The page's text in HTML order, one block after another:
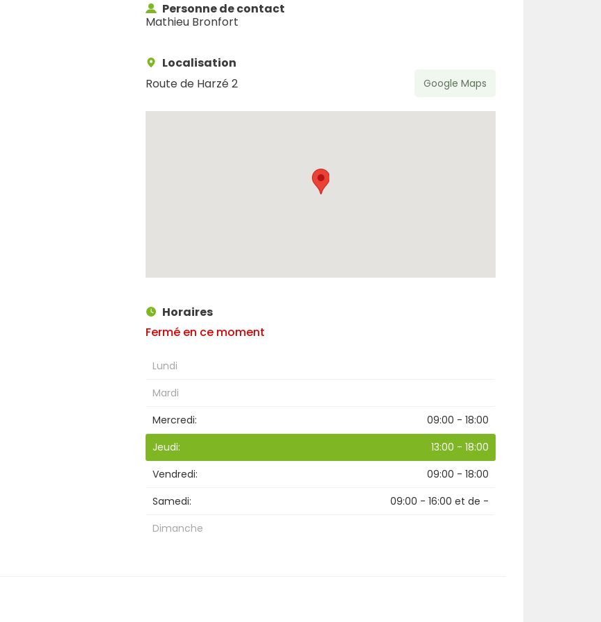
Personne de contact
Mathieu Bronfort
Localisation
Route de Harzé 2
Google Maps
Horaires
Fermé en ce moment
Lundi
Mardi
Mercredi:
09:00 - 18:00
Jeudi:
13:00 - 18:00
Vendredi:
09:00 - 18:00
Samedi:
09:00 - 16:00 et de -
Dimanche